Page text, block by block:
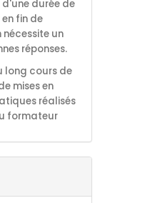
d'une durée de
fin de
un
réponses.
long cours de
mises en
réalisés
formateur